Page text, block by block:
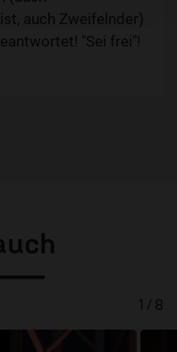
auch Zweifelnder)
"Sei frei"!
1 / 8